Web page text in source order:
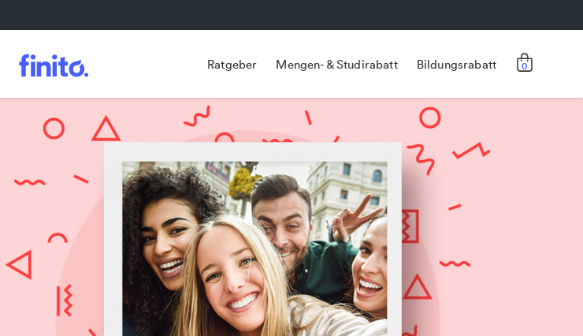
Ratgeber Mengen- & Studirabatt Bildungsrabatt 0